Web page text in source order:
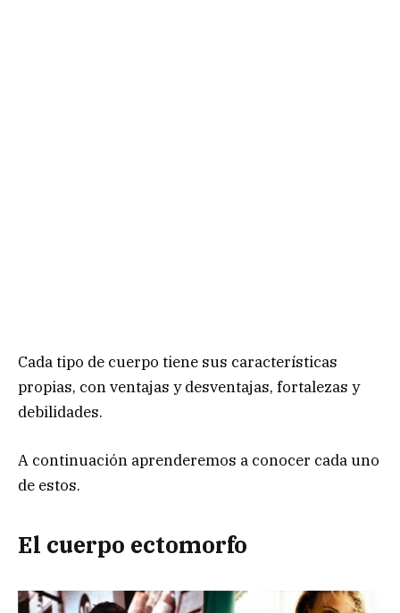
Cada tipo de cuerpo tiene sus características
propias, con ventajas y desventajas, fortalezas y
debilidades.
A continuación aprenderemos a conocer cada uno
de estos.
El cuerpo ectomorfo